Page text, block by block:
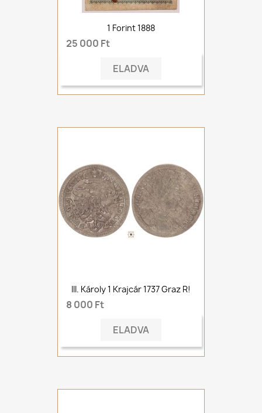
1 Forint 1888
25 000 Ft
ELADVA
III. Károly 1 Krajcár 1737 Graz R!
8 000 Ft
ELADVA